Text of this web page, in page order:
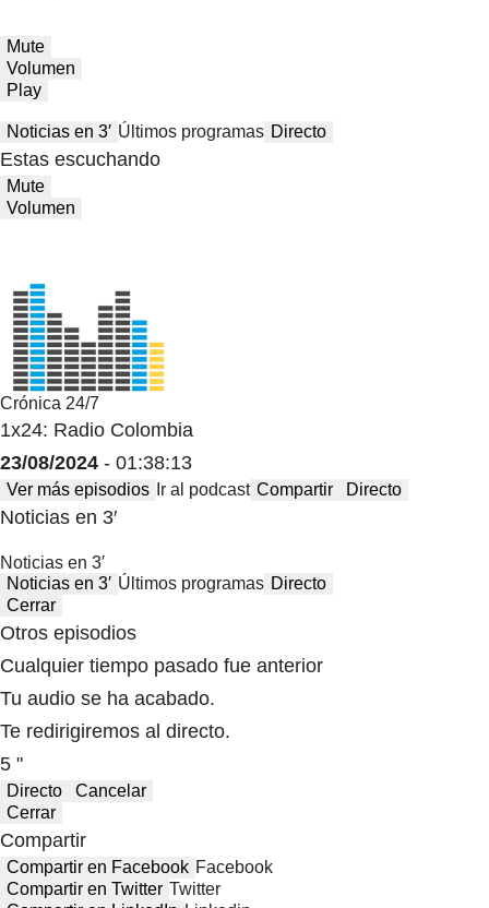
Mute
Volumen
Play
Noticias en 3′ Últimos programas Directo
Estas escuchando
Mute
Volumen
Crónica 24/7
1x24: Radio Colombia
23/08/2024 - 01:38:13
Ver más episodios Ir al podcast Compartir Directo
Noticias en 3′
Noticias en 3′
Noticias en 3′ Últimos programas Directo
Cerrar
Otros episodios
Cualquier tiempo pasado fue anterior
Tu audio se ha acabado.
Te redirigiremos al directo.
5 "
Directo
Cancelar
Cerrar
Compartir
Compartir en Facebook Facebook
Compartir en Twitter Twitter